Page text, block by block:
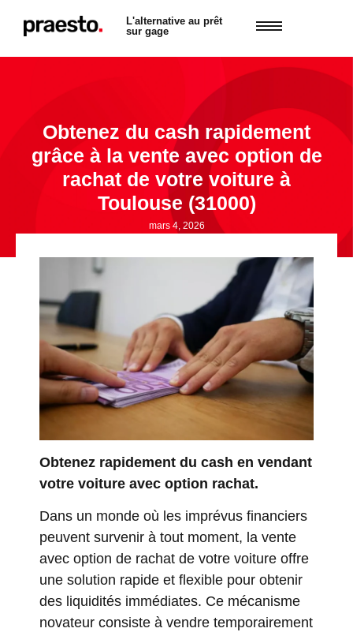
L'alternative au prêt
sur gage
Obtenez du cash rapidement
grâce à la vente avec option de
rachat de votre voiture à
Toulouse (31000)
mars 4, 2026
Obtenez rapidement du cash en vendant
votre voiture avec option rachat.
Dans un monde où les imprévus financiers
peuvent survenir à tout moment, la vente
avec option de rachat de votre voiture offre
une solution rapide et flexible pour obtenir
des liquidités immédiates. Ce mécanisme
novateur consiste à vendre temporairement